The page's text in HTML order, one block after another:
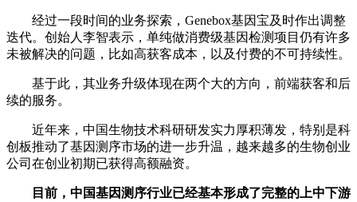
经过一段时间的业务探索，Genebox基因宝及时作出调整
迭代。创始人李智表示，单纯做消费级基因检测项目仍有许多
未被解决的问题，比如高获客成本，以及付费的不可持续性。
基于此，其业务升级体现在两个大的方向，前端获客和后
续的服务。
近年来，中国生物技术科研研发实力厚积薄发，特别是科
创板推动了基因测序市场的进一步升温，越来越多的生物创业
公司在创业初期已获得高额融资。
目前，中国基因测序行业已经基本形成了完整的上中下游